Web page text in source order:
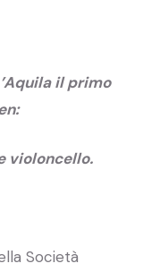
il primo
violoncello.
Società